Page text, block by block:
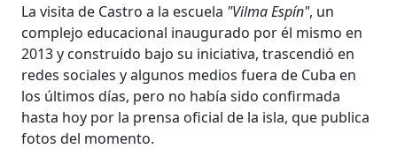
La visita de Castro a la escuela "Vilma Espín", un
complejo educacional inaugurado por él mismo en
2013 y construido bajo su iniciativa, trascendió en
redes sociales y algunos medios fuera de Cuba en
los últimos días, pero no había sido confirmada
hasta hoy por la prensa oficial de la isla, que publica
fotos del momento.